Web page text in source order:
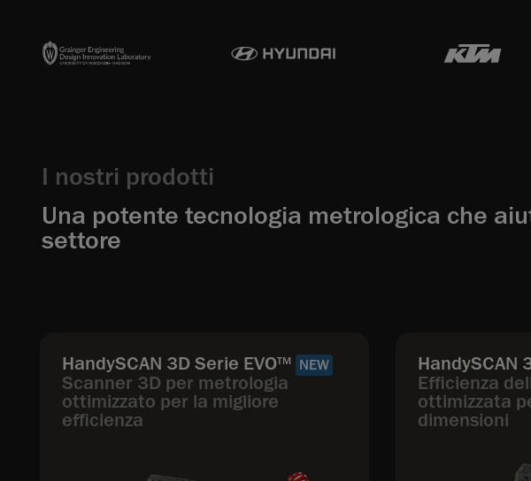
I nostri prodotti
Una potente tecnologia metrologica che
settore
HandySCAN 3D Serie EVOTM NEW
Scanner 3D per metrologia
ottimizzato per la migliore
efficienza
HandySCAN
Efficienza
ottimizzata
dimensioni